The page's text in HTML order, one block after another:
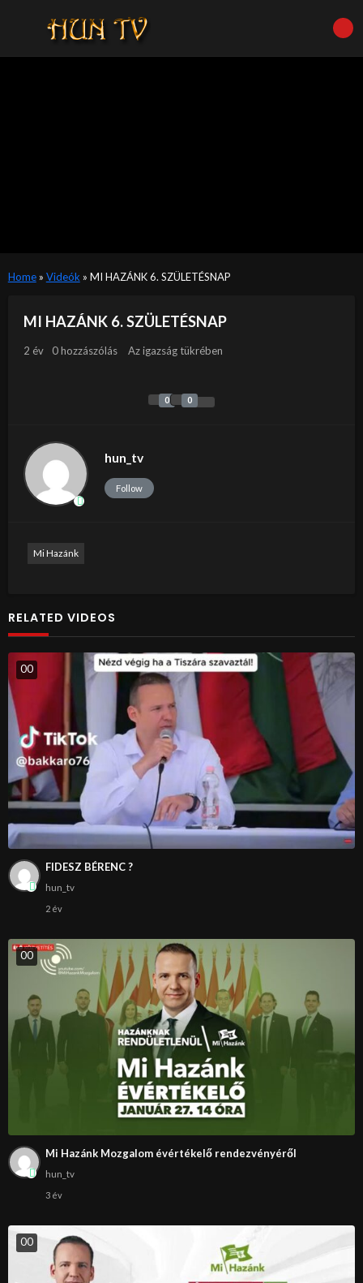
Home» Videók » MI HAZÁNK 6. SZÜLETÉSNAP
MI HAZÁNK 6. SZÜLETÉSNAP
2 év 0 hozzászólás Az igazság tükrében
0 0
hun_tv
Follow
Mi Hazánk
RELATED VIDEOS
00
FIDESZ BÉRENC ?
hun_tv
2 év
00
Mi Hazánk Mozgalom évértékelő rendezvényéről
hun_tv
3 év
00